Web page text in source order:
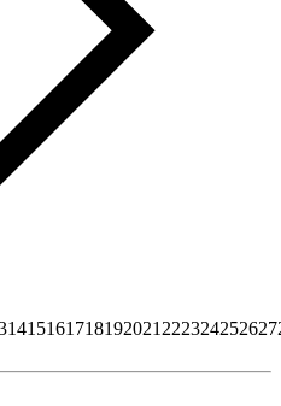
1415161718192021222324252627